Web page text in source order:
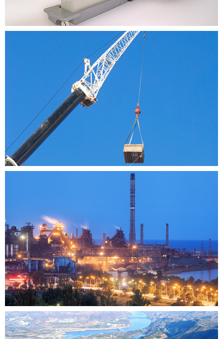
医疗
上海精浦机电为各类编码器在现场疑难杂症提供高效率、
高时效、以客户满意为要求的服务